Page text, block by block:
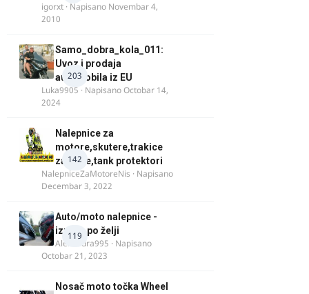
igorxt · Napisano Novembar 4,
2010
203
Samo_dobra_kola_011:
Uvoz i prodaja
automobila iz EU
Luka9905 · NapisanoOctobar 14,
2024
142
Nalepnice za
motore,skutere,trakice
za felne,tank protektori
NalepniceZaMotoreNis · Napisano
Decembar 3, 2022
119
Auto/moto nalepnice -
izrada po želji
Alexandra995 · Napisano
Octobar 21, 2023
Nosač moto točka Wheel